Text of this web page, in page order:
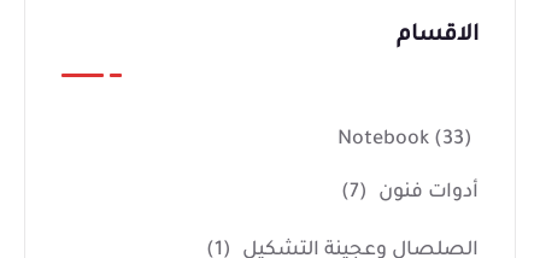
الاقسام
Notebook (33)
أدوات فنون (7)
الصلصال وعجينة التشكيل (1)